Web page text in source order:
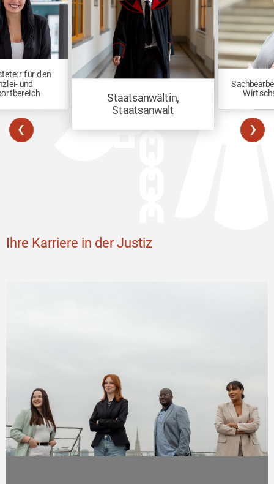
für den
und
Staatsanwältin,
Staatsanwalt
‹ ›
Ihre Karriere in der Justiz